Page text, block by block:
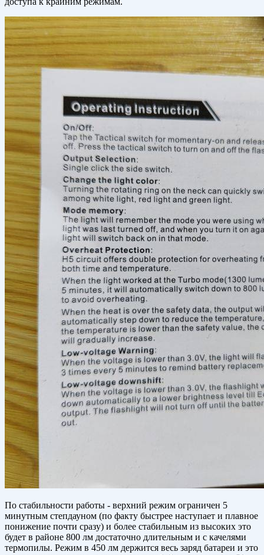
По стабильности работы - верхний режим ограничен 5
минутным степдауном (по факту быстрее наступает и плавное
понижение почти сразу) и более стабильным из высоких это
будет в районе 800 лм достаточно длительным и с качелями
термопилы. Режим в 450 лм держится весь заряд батареи и это